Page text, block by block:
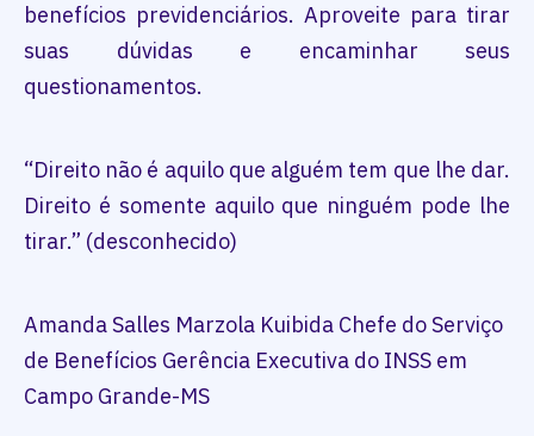
benefícios previdenciários. Aproveite para tirar
suas dúvidas e encaminhar seus
questionamentos.
“Direito não é aquilo que alguém tem que lhe dar.
Direito é somente aquilo que ninguém pode lhe
tirar.” (desconhecido)
Amanda Salles Marzola Kuibida Chefe do Serviço
de Benefícios Gerência Executiva do INSS em
Campo Grande-MS